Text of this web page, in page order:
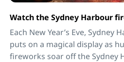
Watch the Sydney Harbour
Each New Year’s Eve, Sydney
puts on a magical display as
fireworks soar off the Sydney